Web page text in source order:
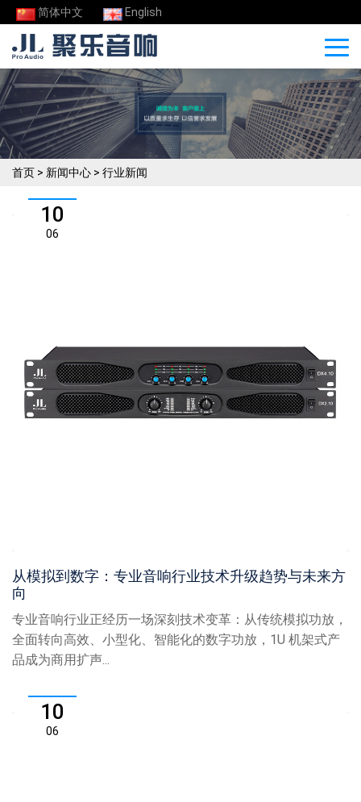
简体中文 English
首页 > 新闻中心 > 行业新闻
10
06
从模拟到数字：专业音响行业技术升级趋势与未来方
向
专业音响行业正经历一场深刻技术变革：从传统模拟功放，
全面转向高效、小型化、智能化的数字功放，1U 机架式产
品成为商用扩声...
10
06